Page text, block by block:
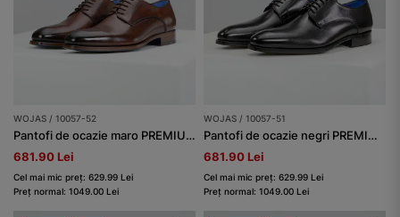
WOJAS / 10057-52
Pantofi de ocazie maro PREMIUM cu interior albastru bărbați
681.90 Lei
Cel mai mic preț: 629.99 Lei
Preț normal: 1049.00 Lei
WOJAS / 10057-51
Pantofi de ocazie negri PREMIUM
681.90 Lei
Cel mai mic preț: 629.99 Lei
Preț normal: 1049.00 Lei